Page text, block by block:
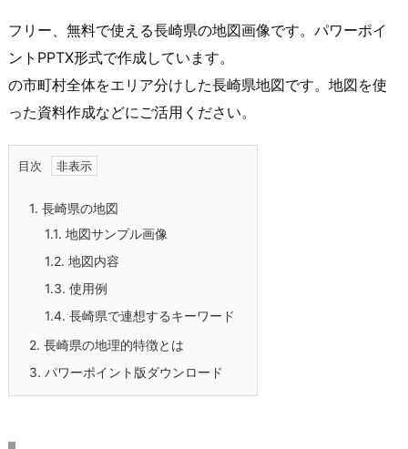
フリー、無料で使える長崎県の地図画像です。パワーポイ
ントPPTX形式で作成しています。
の市町村全体をエリア分けした長崎県地図です。地図を使
った資料作成などにご活用ください。
目次
1. 長崎県の地図
1.1. 地図サンプル画像
1.2. 地図内容
1.3. 使用例
1.4. 長崎県で連想するキーワード
2. 長崎県の地理的特徴とは
3. パワーポイント版ダウンロード